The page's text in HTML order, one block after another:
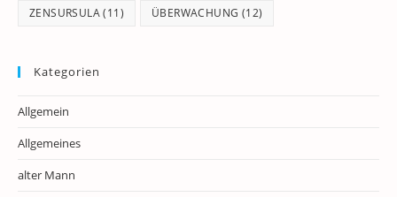
ZENSURSULA(11) ÜBERWACHUNG (12)
Kategorien
Allgemein
Allgemeines
alter Mann